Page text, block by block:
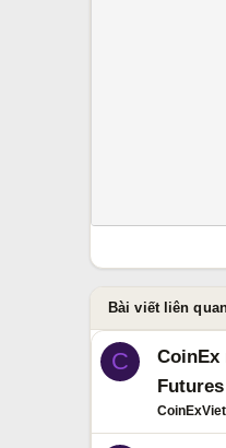
Bài viết liên
C
Futures